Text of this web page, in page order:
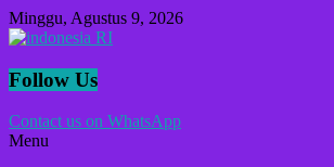
Lompat
ke
Minggu, Agustus 9, 2026
indonesia
Lugas
Follow Us
Contact us on WhatsApp
Menu